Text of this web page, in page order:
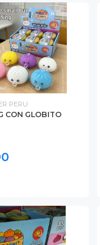
PERU
CON GLOBITO